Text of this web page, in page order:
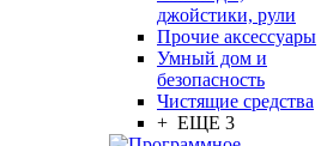
джойстики, рули
Прочие аксессуары
Умный дом и
безопасность
Чистящие средства
+ ЕЩЕ 3